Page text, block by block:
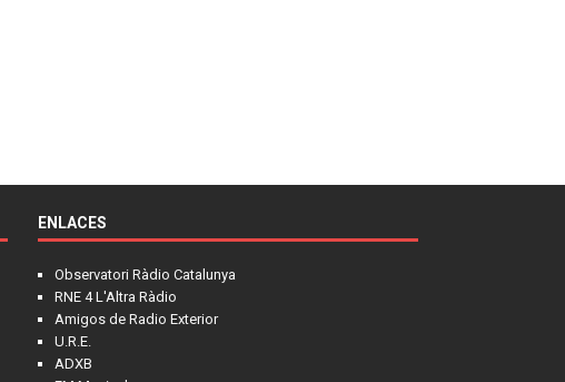
ENLACES
Observatori Ràdio Catalunya
RNE 4 L'Altra Ràdio
Amigos de Radio Exterior
U.R.E.
ADXB